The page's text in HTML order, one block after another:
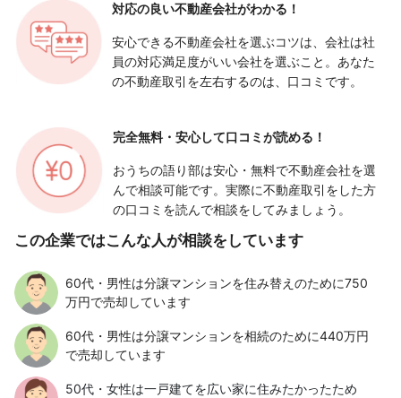
対応の良い不動産会社がわかる！
安心できる不動産会社を選ぶコツは、会社は社
員の対応満足度がいい会社を選ぶこと。あなた
の不動産取引を左右するのは、口コミです。
完全無料・安心して口コミが読める！
おうちの語り部は安心・無料で不動産会社を選
んで相談可能です。実際に不動産取引をした方
の口コミを読んで相談をしてみましょう。
この企業ではこんな人が相談をしています
60代・男性は分譲マンションを住み替えのために750
万円で売却しています
60代・男性は分譲マンションを相続のために440万円
で売却しています
50代・女性は一戸建てを広い家に住みたかったため